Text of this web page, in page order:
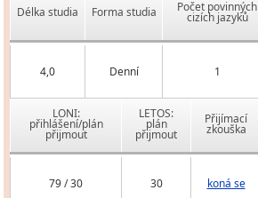
Délka studia Forma studia Počet povinných
cizích jazyků
4,0 Denní 1
LONI:
přihlášení/plán
přijmout
LETOS:
plán
přijmout
Přijímací
zkouška
79 / 30 30 koná se